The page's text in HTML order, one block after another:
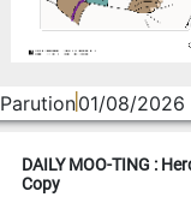
Parution01/08/2026
DAILY MOO-TING :
Copy